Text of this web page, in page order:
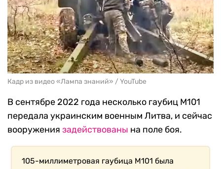
Кадр из видео «Лампа знаний» / YouTube
В сентябре 2022 года несколько гаубиц М101
передала украинским военным Литва, и сейчас
вооружения задействованы на поле боя.
105-миллиметровая гаубица М101 была